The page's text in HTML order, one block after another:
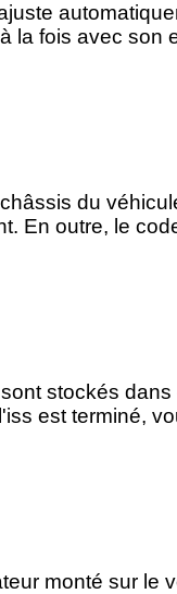
la fois avec son
du
En outre, le
stockés
est terminé,
monté sur le